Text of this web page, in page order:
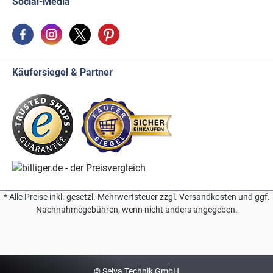
Käufersiegel & Partner
* Alle Preise inkl. gesetzl. Mehrwertsteuer zzgl. Versandkosten und ggf.
Nachnahmegebühren, wenn nicht anders angegeben.